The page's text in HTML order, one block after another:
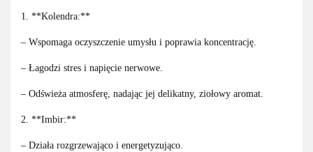
1. **Kolendra:**
– Wspomaga oczyszczenie umysłu i poprawia koncentrację.
– Łagodzi stres i napięcie nerwowe.
– Odświeża atmosferę, nadając jej delikatny, ziołowy aromat.
2. **Imbir:**
– Działa rozgrzewająco i energetyzująco.